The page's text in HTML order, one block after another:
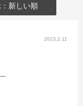
新しい順
2023.2.11